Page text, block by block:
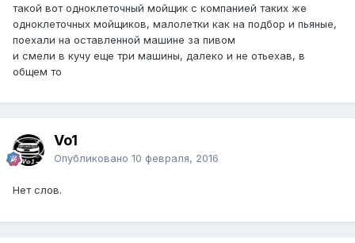
такой вот одноклеточный мойщик с компанией таких же
одноклеточных мойщиков, малолетки как на подбор и пьяные,
поехали на оставленной машине за пивом
и смели в кучу еще три машины, далеко и не отьехав, в
общем то
Vo1
Опубликовано 10 февраля, 2016
Нет слов.